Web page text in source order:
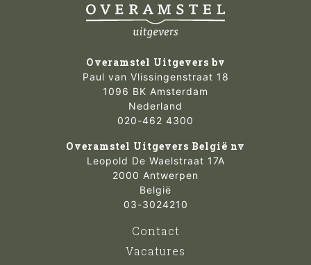
Overamstel Uitgevers bv
Paul van Vlissingenstraat 18
1096 BK Amsterdam
Nederland
020-462 4300
Overamstel Uitgevers België nv
Leopold De Waelstraat 17A
2000 Antwerpen
België
03-3024210
Contact
Vacatures